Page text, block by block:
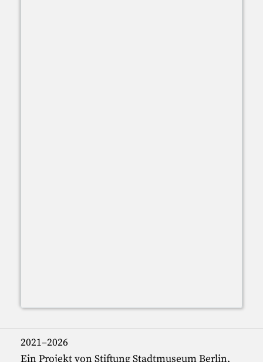
2021–2026
Ein Projekt von Stiftung Stadtmuseum Berlin,